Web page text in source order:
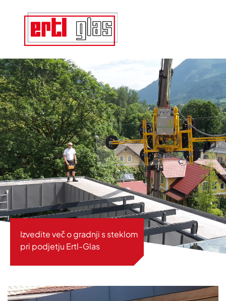
Izvedite več o gradnji s steklom
pri podjetju Ertl-Glas